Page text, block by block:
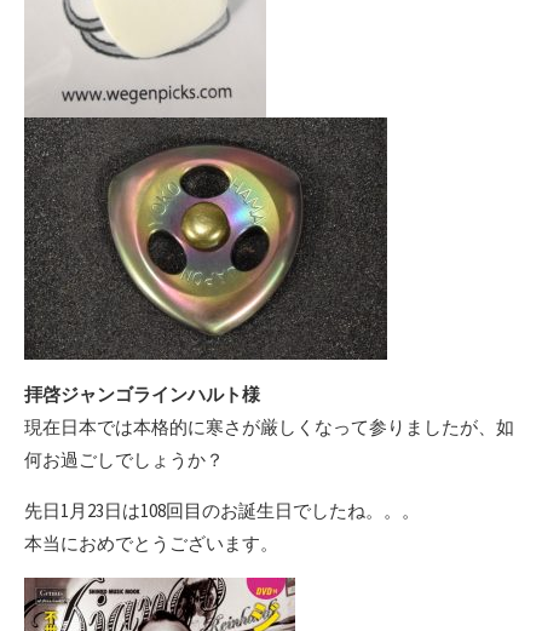
拝啓ジャンゴラインハルト様
現在日本では本格的に寒さが厳しくなって参りましたが、如
何お過ごしでしょうか？
先日1月23日は108回目のお誕生日でしたね。。。
本当におめでとうございます。